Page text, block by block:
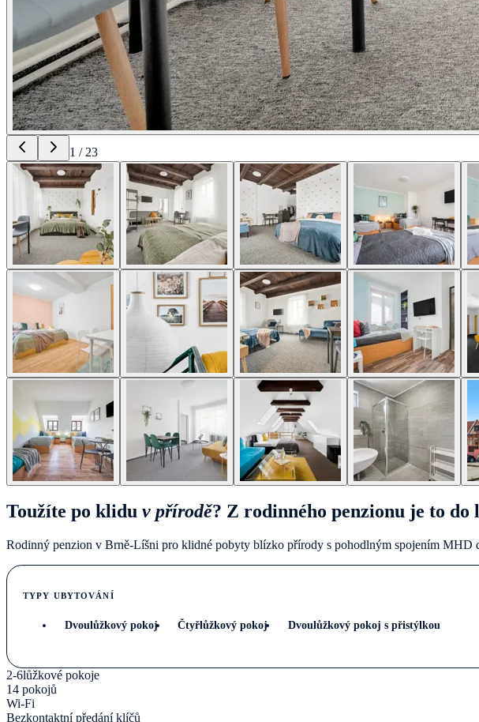
1 / 23
Toužíte po klidu v přírodě? Z rodinného penzionu je to do
Rodinný penzion v Brně-Líšni pro klidné pobyty blízko přírody s pohodlným spojením MHD
TYPY UBYTOVÁNÍ
Dvoulůžkový pokoj Čtyřlůžkový pokoj Dvoulůžkový pokoj s přistýlkou
2-6lůžkové pokoje
14 pokojů
Wi-Fi
Bezkontaktní předání klíčů